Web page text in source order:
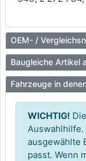
OEM- /
Baugleiche Artikel
Fahrzeuge in
WICHTIG!
Auswahlhilfe.
ausgewählte
passt. Wenn